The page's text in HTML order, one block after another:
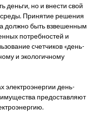
деньги‚ но и внести свой
Принятие решения
должно быть взвешенным
потребностей и
счетчиков «день-
и экологичному
электроэнергии день-
предоставляют